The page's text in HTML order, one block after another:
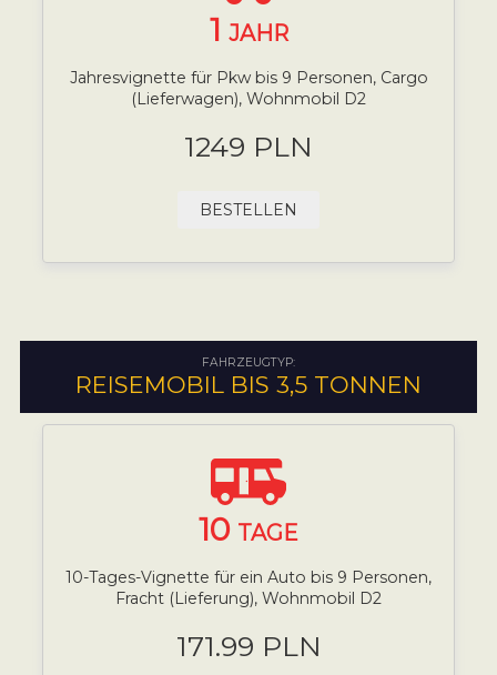
1 JAHR
Jahresvignette für Pkw bis 9 Personen, Cargo
(Lieferwagen), Wohnmobil D2
1249 PLN
BESTELLEN
FAHRZEUGTYP:
REISEMOBIL BIS 3,5 TONNEN
10 TAGE
10-Tages-Vignette für ein Auto bis 9 Personen,
Fracht (Lieferung), Wohnmobil D2
171.99 PLN